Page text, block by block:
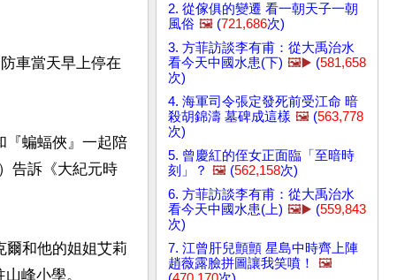
車當天早上停在
『蝙蝠俠』一起陪
告訴《大紀元時
爾和他的姐姐艾莉
峰小學。
2. 從傢俱的變遷 看一朝天子一朝
風俗 🖼️ (721,686次)
3. 方菲訪談李有甫：從大禹治水
看今天中國水患(下) 🖼️▶️ (581,658
次)
4. 海軍司令張定發死前受江命 暗
殺胡錦濤 墓碑成這樣 🖼️ (563,778
次)
5. 曾慶紅的侄女正面臨「至暗時
刻」？ 🖼️ (562,158次)
6. 方菲訪談李有甫：從大禹治水
看今天中國水患(上) 🖼️▶️ (559,843
次)
7. 江曾肝兒顫顫 星島中時齊上陣
趙薇露臉拼圖讓我笑噴！
🖼️